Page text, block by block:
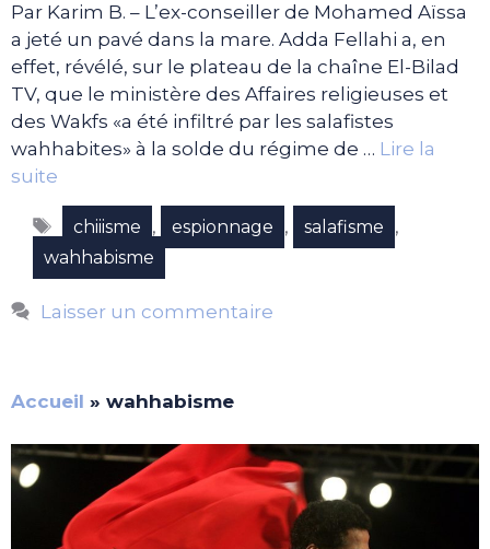
Par Karim B. – L’ex-conseiller de Mohamed Aïssa
a jeté un pavé dans la mare. Adda Fellahi a, en
effet, révélé, sur le plateau de la chaîne El-Bilad
TV, que le ministère des Affaires religieuses et
des Wakfs «a été infiltré par les salafistes
wahhabites» à la solde du régime de … Lire la
suite
Étiquettes
chiiisme , espionnage , salafisme ,
wahhabisme
Laisser un commentaire
Accueil » wahhabisme